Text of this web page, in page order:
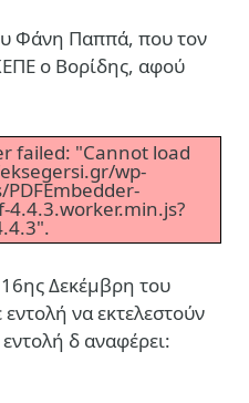
Φάνη Παππά, που τον
ο Βορίδης, αφού
failed: "Cannot load
wp-
Δεκέμβρη του
να εκτελεστούν
δ αναφέρει: